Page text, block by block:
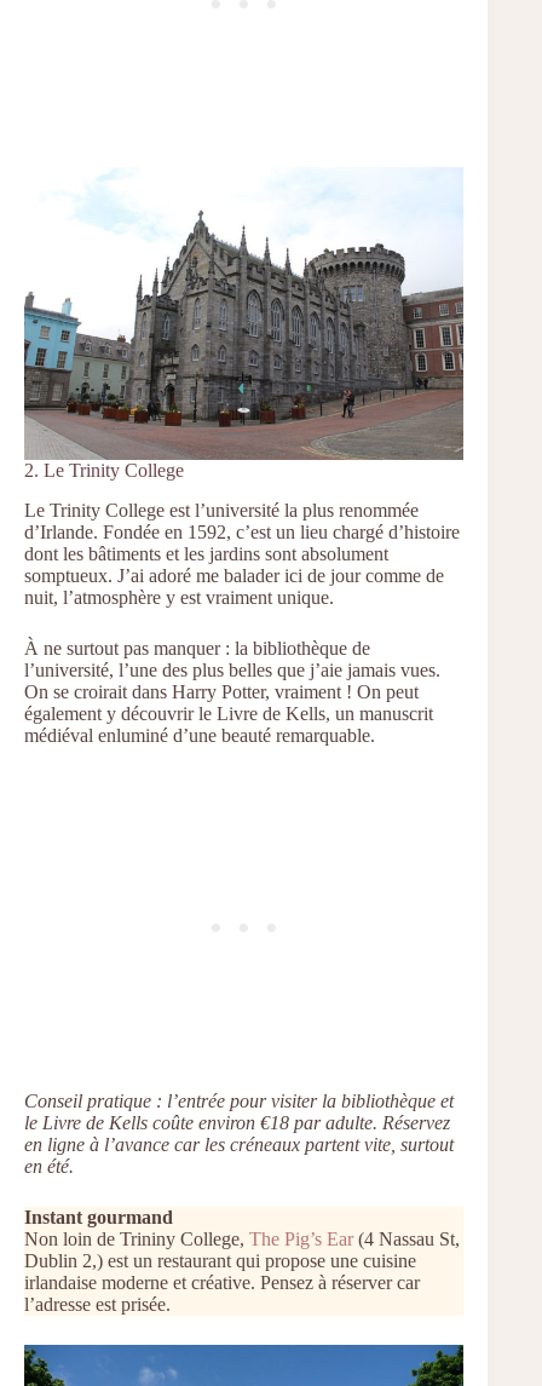
2. Le Trinity College
Le Trinity College est l’université la plus renommée
d’Irlande. Fondée en 1592, c’est un lieu chargé d’histoire
dont les bâtiments et les jardins sont absolument
somptueux. J’ai adoré me balader ici de jour comme de
nuit, l’atmosphère y est vraiment unique.
À ne surtout pas manquer : la bibliothèque de
l’université, l’une des plus belles que j’aie jamais vues.
On se croirait dans Harry Potter, vraiment ! On peut
également y découvrir le Livre de Kells, un manuscrit
médiéval enluminé d’une beauté remarquable.
Conseil pratique : l’entrée pour visiter la bibliothèque et
le Livre de Kells coûte environ €18 par adulte. Réservez
en ligne à l’avance car les créneaux partent vite, surtout
en été.
Instant gourmand
Non loin de Trininy College, The Pig’s Ear(4 Nassau St,
Dublin 2,) est un restaurant qui propose une cuisine
irlandaise moderne et créative. Pensez à réserver car
l’adresse est prisée.